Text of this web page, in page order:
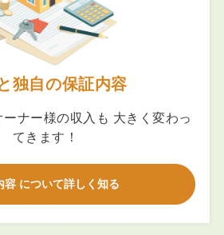
独自の保証内容
ナー様の収入も 大きく変わっ
てきます！
容 について詳しく知る